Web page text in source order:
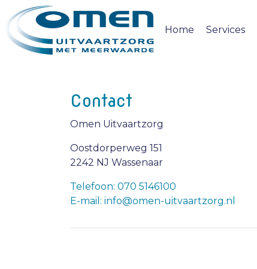
Home Services
Contact
Omen Uitvaartzorg
Oostdorperweg 151
2242 NJ Wassenaar
Telefoon: 070 5146100
E-mail: info@omen-uitvaartzorg.nl